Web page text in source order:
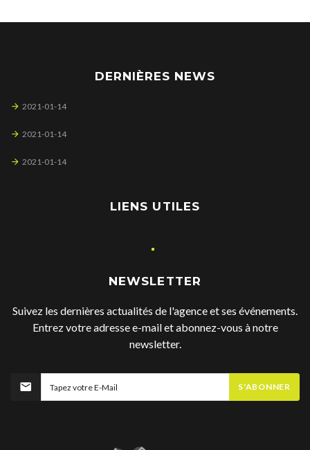
DERNIÈRES NEWS
2021-01-14
2021-01-14
2021-01-14
LIENS UTILES
NEWSLETTER
Suivez les dernières actualités de l'agence et ses événements.
Entrez votre adresse e-mail et abonnez-vous à notre
newsletter.
S'ABONNER